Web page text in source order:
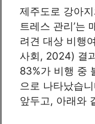
제주도로 강아
트레스 관리’는
려견 대상 비행
사회, 2024) 결
83%가 비행 중
으로 나타났습
앞두고, 아래와